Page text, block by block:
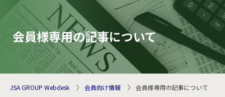
標準化と品質管理全国・地区大会2026お申込み受付中
会員様専用の記事について
JSA GROUP Webdesk 会員向け情報 会員様専用の記事について